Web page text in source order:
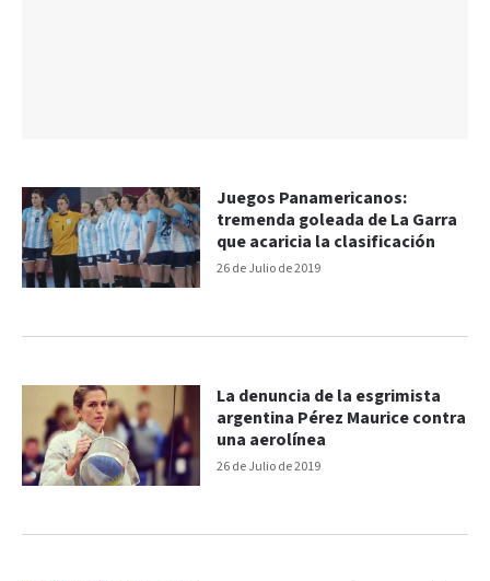
26 de Julio de 2019
Juegos Panamericanos:
tremenda goleada de La Garra
que acaricia la clasificación
26 de Julio de 2019
La denuncia de la esgrimista
argentina Pérez Maurice contra
una aerolínea